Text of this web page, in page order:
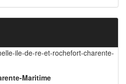
ile-de-re-et-rochefort-charente-
Maritime